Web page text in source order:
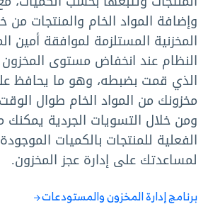
وإضافة المواد الخام والمنتجات من
المخزنية المستلزمة لموافقة أمين
النظام عند انخفاض مستوى المخزون
الذي قمت بضبطه، وهو ما يحافظ
مخزونك من المواد الخام طوال
ومن خلال التسويات الجردية يمكنك
الفعلية للمنتجات بالكميات
لمساعدتك على إدارة عجز المخزون.
برنامج إدارة المخزون والمستودعات